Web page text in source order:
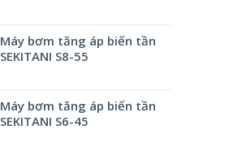
Máy bơm tăng áp biến tần
SEKITANI S8-55
Máy bơm tăng áp biến tần
SEKITANI S6-45